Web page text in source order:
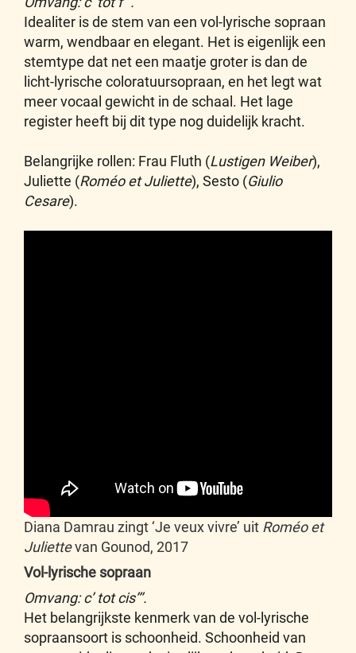
Idealiter is de stem van een vol-lyrische sopraan
warm, wendbaar en elegant. Het is eigenlijk een
stemtype dat net een maatje groter is dan de
licht-lyrische coloratuursopraan, en het legt wat
meer vocaal gewicht in de schaal. Het lage
register heeft bij dit type nog duidelijk kracht.
Belangrijke rollen: Frau Fluth (Lustigen Weiber),
Juliette (Roméo et Juliette), Sesto (Giulio
Cesare).
Diana Damrau zingt ‘Je veux vivre’ uit Roméo et
Juliettevan Gounod, 2017
Vol-lyrische sopraan
Omvang: c’ tot cis’’’.
Het belangrijkste kenmerk van de vol-lyrische
sopraansoort is schoonheid. Schoonheid van